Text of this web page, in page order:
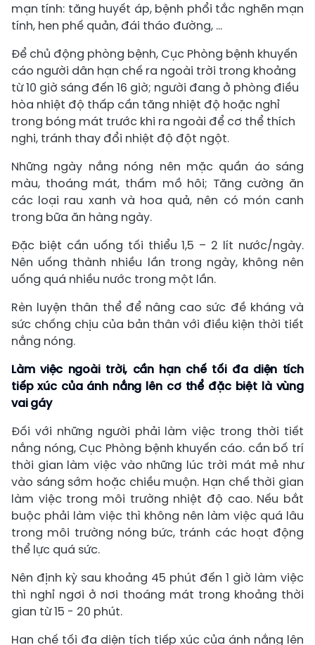
mạn tính: tăng huyết áp, bệnh phổi tắc nghẽn mạn
tính, hen phế quản, đái tháo đường, …
Để chủ động phòng bệnh, Cục Phòng bệnh khuyến
cáo người dân hạn chế ra ngoài trời trong khoảng
từ 10 giờ sáng đến 16 giờ; người đang ở phòng điều
hòa nhiệt độ thấp cần tăng nhiệt độ hoặc nghỉ
trong bóng mát trước khi ra ngoài để cơ thể thích
nghi, tránh thay đổi nhiệt độ đột ngột.
Những ngày nắng nóng nên mặc quần áo sáng
màu, thoáng mát, thấm mồ hôi; Tăng cường ăn
các loại rau xanh và hoa quả, nên có món canh
trong bữa ăn hàng ngày.
Đặc biệt cần uống tối thiểu 1,5 – 2 lít nước/ngày.
Nên uống thành nhiều lần trong ngày, không nên
uống quá nhiều nước trong một lần.
Rèn luyện thân thể để nâng cao sức đề kháng và
sức chống chịu của bản thân với điều kiện thời tiết
nắng nóng.
Làm việc ngoài trời, cần hạn chế tối đa diện tích
tiếp xúc của ánh nắng lên cơ thể đặc biệt là vùng
vai gáy
Đối với những người phải làm việc trong thời tiết
nắng nóng, Cục Phòng bệnh khuyến cáo. cần bố trí
thời gian làm việc vào những lúc trời mát mẻ như
vào sáng sớm hoặc chiều muộn. Hạn chế thời gian
làm việc trong môi trường nhiệt độ cao. Nếu bắt
buộc phải làm việc thì không nên làm việc quá lâu
trong môi trường nóng bức, tránh các hoạt động
thể lực quá sức.
Nên định kỳ sau khoảng 45 phút đến 1 giờ làm việc
thì nghỉ ngơi ở nơi thoáng mát trong khoảng thời
gian từ 15 - 20 phút.
Hạn chế tối đa diện tích tiếp xúc của ánh nắng lên